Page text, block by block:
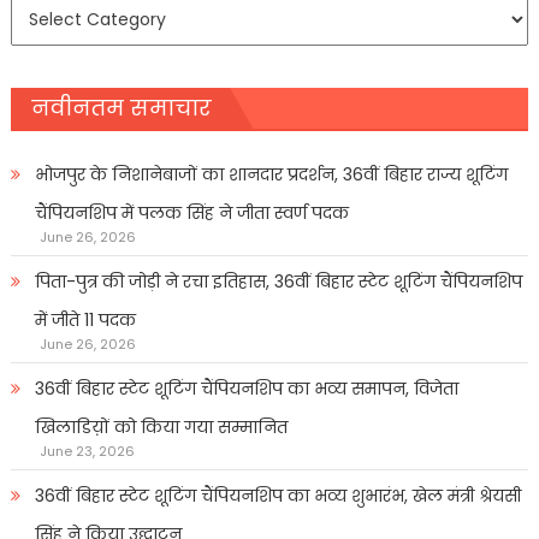
समाचार
नवीनतम समाचार
भोजपुर के निशानेबाजों का शानदार प्रदर्शन, 36वीं बिहार राज्य शूटिंग
चैंपियनशिप में पलक सिंह ने जीता स्वर्ण पदक
June 26, 2026
पिता-पुत्र की जोड़ी ने रचा इतिहास, 36वीं बिहार स्टेट शूटिंग चैंपियनशिप
में जीते 11 पदक
June 26, 2026
36वीं बिहार स्टेट शूटिंग चैंपियनशिप का भव्य समापन, विजेता
खिलाडिय़ों को किया गया सम्मानित
June 23, 2026
36वीं बिहार स्टेट शूटिंग चैंपियनशिप का भव्य शुभारंभ, खेल मंत्री श्रेयसी